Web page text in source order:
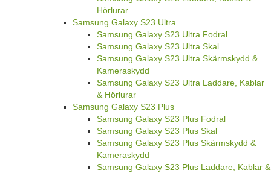
Hörlurar
Samsung Galaxy S23 Ultra
Samsung Galaxy S23 Ultra Fodral
Samsung Galaxy S23 Ultra Skal
Samsung Galaxy S23 Ultra Skärmskydd &
Kameraskydd
Samsung Galaxy S23 Ultra Laddare, Kablar
& Hörlurar
Samsung Galaxy S23 Plus
Samsung Galaxy S23 Plus Fodral
Samsung Galaxy S23 Plus Skal
Samsung Galaxy S23 Plus Skärmskydd &
Kameraskydd
Samsung Galaxy S23 Plus Laddare, Kablar &